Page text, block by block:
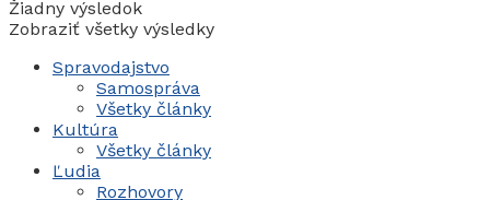
Žiadny výsledok
Zobraziť všetky výsledky
Spravodajstvo
Samospráva
Všetky články
Kultúra
Všetky články
Ľudia
Rozhovory